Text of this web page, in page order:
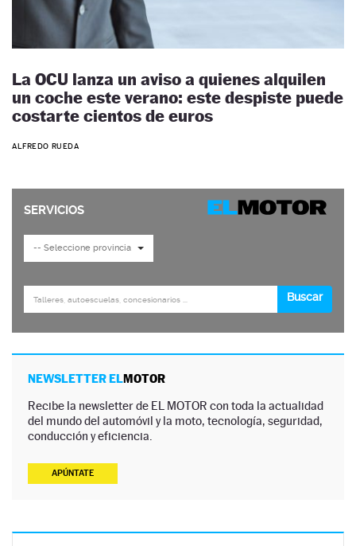
La OCU lanza un aviso a quienes alquilen
un coche este verano: este despiste puede
costarte cientos de euros
ALFREDO RUEDA
NEWSLETTER ELMOTOR
Recibe la newsletter de EL MOTOR con toda la actualidad
del mundo del automóvil y la moto, tecnología, seguridad,
conducción y eficiencia.
APÚNTATE